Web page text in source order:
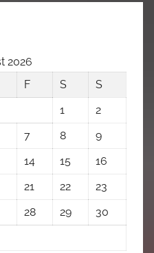
2026
F S
S
1
2
7 8
9
14 15
16
21 22
23
28 29
30